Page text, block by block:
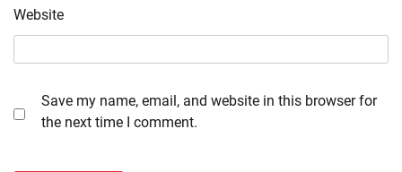
Website
Save my name, email, and website in this browser for
the next time I comment.